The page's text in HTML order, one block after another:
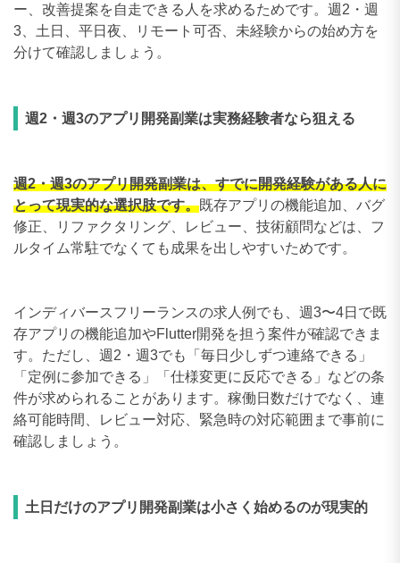
ー、改善提案を自走できる人を求めるためです。週2・週
3、土日、平日夜、リモート可否、未経験からの始め方を
分けて確認しましょう。
週2・週3のアプリ開発副業は実務経験者なら狙える
週2・週3のアプリ開発副業は、すでに開発経験がある人に
とって現実的な選択肢です。既存アプリの機能追加、バグ
修正、リファクタリング、レビュー、技術顧問などは、フ
ルタイム常駐でなくても成果を出しやすいためです。
インディバースフリーランスの求人例でも、週3〜4日で既
存アプリの機能追加やFlutter開発を担う案件が確認できま
す。ただし、週2・週3でも「毎日少しずつ連絡できる」
「定例に参加できる」「仕様変更に反応できる」などの条
件が求められることがあります。稼働日数だけでなく、連
絡可能時間、レビュー対応、緊急時の対応範囲まで事前に
確認しましょう。
土日だけのアプリ開発副業は小さく始めるのが現実的